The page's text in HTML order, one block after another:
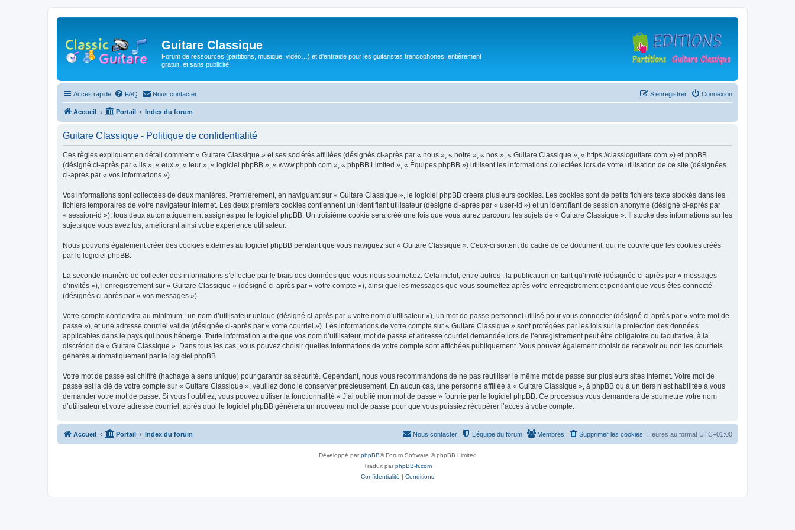
Guitare Classique
Forum de ressources (partitions, musique, vidéo…) et d'entraide pour les guitaristes francophones, entièrement
gratuit, et sans publicité.
Accès rapide FAQ Nous contacter Connexion
S’enregistrer
Accueil Portail Index du forum
Guitare Classique - Politique de confidentialité
Ces règles expliquent en détail comment « Guitare Classique » et ses sociétés affiliées (désignés ci-après par « nous », « notre », « nos », « Guitare Classique », « https://classicguitare.com ») et phpBB
(désigné ci-après par « ils », « eux », « leur », « logiciel phpBB », « www.phpbb.com », « phpBB Limited », « Équipes phpBB ») utilisent les informations collectées lors de votre utilisation de ce site (désignées
ci-après par « vos informations »).
Vos informations sont collectées de deux manières. Premièrement, en naviguant sur « Guitare Classique », le logiciel phpBB créera plusieurs cookies. Les cookies sont de petits fichiers texte stockés dans les
fichiers temporaires de votre navigateur Internet. Les deux premiers cookies contiennent un identifiant utilisateur (désigné ci-après par « user-id ») et un identifiant de session anonyme (désigné ci-après par
« session-id »), tous deux automatiquement assignés par le logiciel phpBB. Un troisième cookie sera créé une fois que vous aurez parcouru les sujets de « Guitare Classique ». Il stocke des informations sur les
sujets que vous avez lus, améliorant ainsi votre expérience utilisateur.
Nous pouvons également créer des cookies externes au logiciel phpBB pendant que vous naviguez sur « Guitare Classique ». Ceux-ci sortent du cadre de ce document, qui ne couvre que les cookies créés
par le logiciel phpBB.
La seconde manière de collecter des informations s’effectue par le biais des données que vous nous soumettez. Cela inclut, entre autres : la publication en tant qu’invité (désignée ci-après par « messages
d’invités »), l’enregistrement sur « Guitare Classique » (désigné ci-après par « votre compte »), ainsi que les messages que vous soumettez après votre enregistrement et pendant que vous êtes connecté
(désignés ci-après par « vos messages »).
Votre compte contiendra au minimum : un nom d’utilisateur unique (désigné ci-après par « votre nom d’utilisateur »), un mot de passe personnel utilisé pour vous connecter (désigné ci-après par « votre mot de
passe »), et une adresse courriel valide (désignée ci-après par « votre courriel »). Les informations de votre compte sur « Guitare Classique » sont protégées par les lois sur la protection des données
applicables dans le pays qui nous héberge. Toute information autre que vos nom d’utilisateur, mot de passe et adresse courriel demandée lors de l’enregistrement peut être obligatoire ou facultative, à la
discrétion de « Guitare Classique ». Dans tous les cas, vous pouvez choisir quelles informations de votre compte sont affichées publiquement. Vous pouvez également choisir de recevoir ou non les courriels
générés automatiquement par le logiciel phpBB.
Votre mot de passe est chiffré (hachage à sens unique) pour garantir sa sécurité. Cependant, nous vous recommandons de ne pas réutiliser le même mot de passe sur plusieurs sites Internet. Votre mot de
passe est la clé de votre compte sur « Guitare Classique », veuillez donc le conserver précieusement. En aucun cas, une personne affiliée à « Guitare Classique », à phpBB ou à un tiers n’est habilitée à vous
demander votre mot de passe. Si vous l’oubliez, vous pouvez utiliser la fonctionnalité « J’ai oublié mon mot de passe » fournie par le logiciel phpBB. Ce processus vous demandera de soumettre votre nom
d’utilisateur et votre adresse courriel, après quoi le logiciel phpBB générera un nouveau mot de passe pour que vous puissiez récupérer l’accès à votre compte.
Accueil Portail Index du forum Heures au format UTC+01:00
Supprimer les cookies
Membres
L’équipe du forum
Nous contacter
Développé parphpBB® Forum Software © phpBB Limited
Traduit parphpBB-fr.com
Confidentialité | Conditions